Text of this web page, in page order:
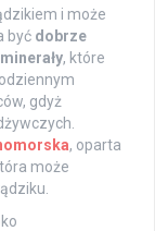
i może
być dobrze
minerały, które
gdyż
, oparta
może